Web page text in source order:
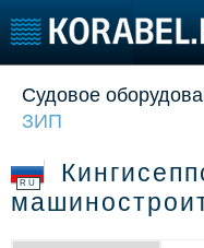
Судостроение
Пульс
Компании
Репутация
Судовое
ЗИП
RU